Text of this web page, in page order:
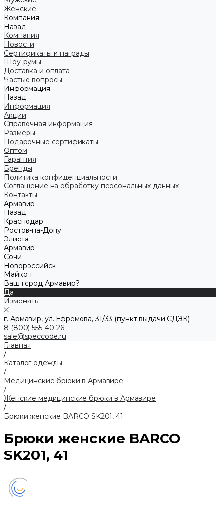
Женские
Компания
Назад
Компания
Новости
Сертификаты и награды
Шоу-румы
Доставка и оплата
Частые вопросы
Информация
Назад
Информация
Акции
Справочная информация
Размеры
Подарочные сертификаты
Оптом
Гарантия
Бренды
Политика конфиденциальности
Соглашение на обработку персональных данных
Контакты
Армавир
Назад
Краснодар
Ростов-на-Дону
Элиста
Армавир
Сочи
Новороссийск
Майкоп
Ваш город Армавир?
Да
Изменить
г. Армавир, ул. Ефремова, 31/33 (пункт выдачи СДЭК)
8 (800) 555-40-26
sale@speccode.ru
Главная
/
Каталог одежды
/
Медицинские брюки в Армавире
/
Женские медицинские брюки в Армавире
/
Брюки женские BARCO SK201, 41
Брюки женские BARCO
SK201, 41